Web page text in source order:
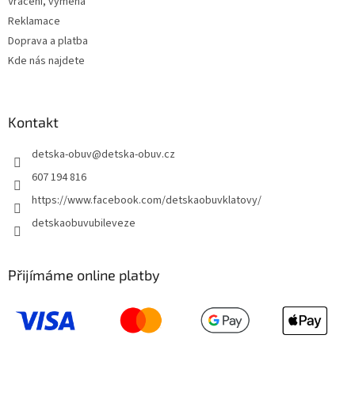
Reklamace
Doprava a platba
Kde nás najdete
Kontakt
detska-obuv@detska-obuv.cz
607 194 816
https://www.facebook.com/detskaobuvklatovy/
detskaobuvubileveze
Přijímáme online platby